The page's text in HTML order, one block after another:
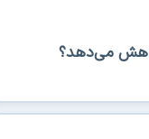
کاهش می‌دهد؟